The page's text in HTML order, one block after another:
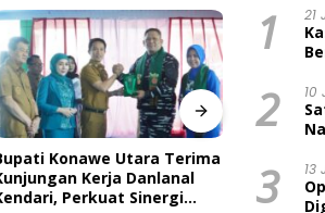
BARU KASUS CRUSHER
UTARA: Status
Sedang Diuji di
Paut
1 21
2 10
3 13